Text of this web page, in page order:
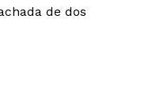
de dos